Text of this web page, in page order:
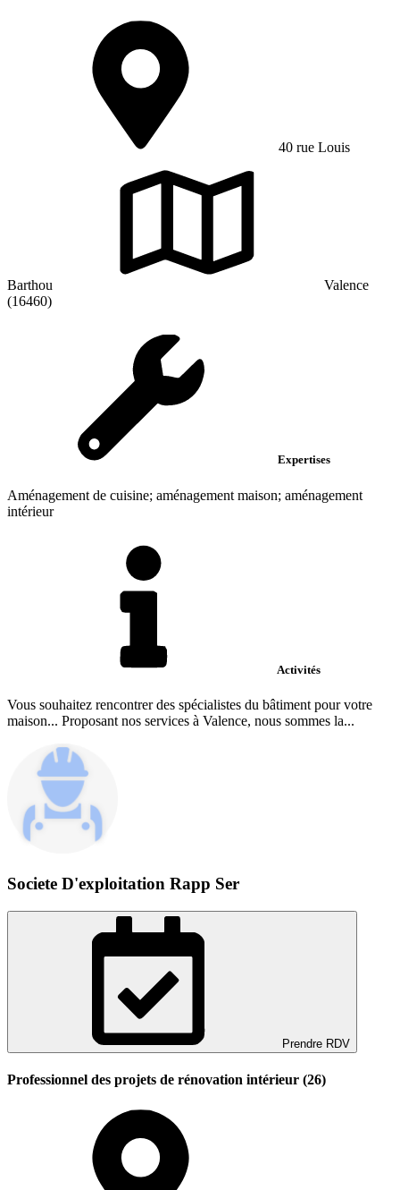
40 rue Louis
Barthou
Valence
(16460)
Expertises
Aménagement de cuisine; aménagement maison; aménagement
intérieur
Activités
Vous souhaitez rencontrer des spécialistes du bâtiment pour votre
maison... Proposant nos services à Valence, nous sommes la...
Societe D'exploitation Rapp Ser
Prendre RDV
Professionnel des projets de rénovation intérieur (26)